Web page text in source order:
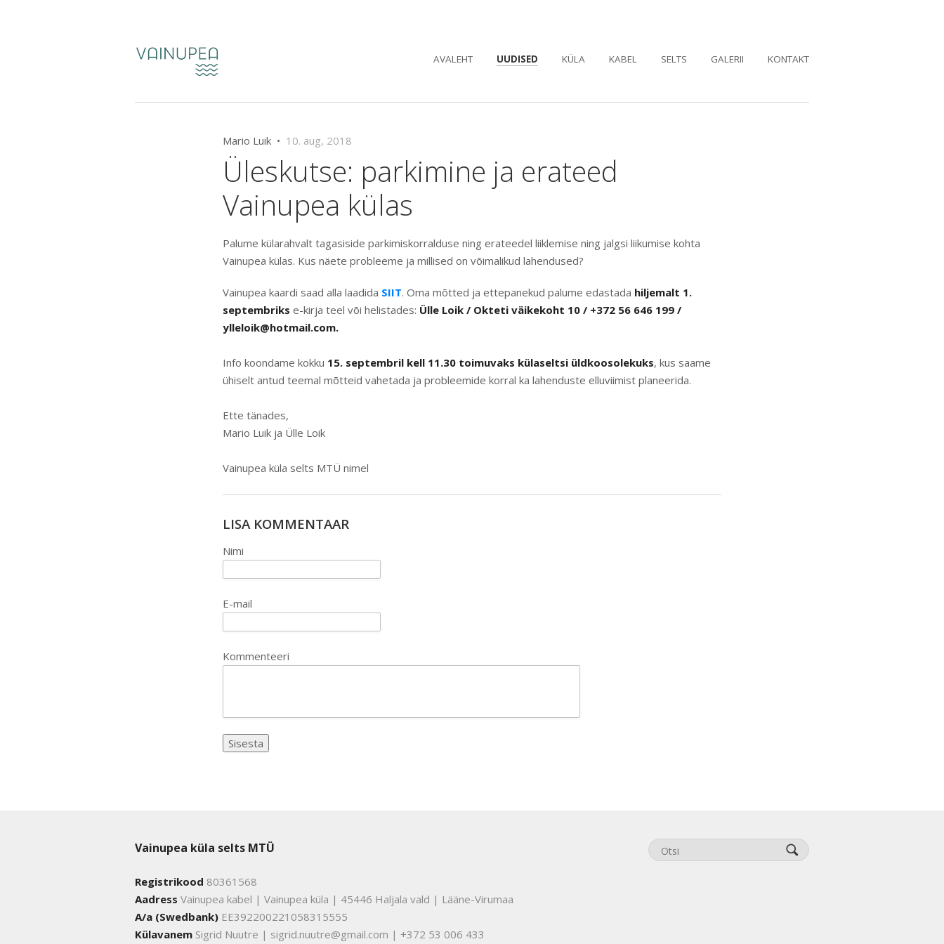
AVALEHT UUDISED KÜLA KABEL SELTS GALERII KONTAKT
Mario Luik • 10. aug, 2018
Üleskutse: parkimine ja erateed
Vainupea külas
Palume külarahvalt tagasiside parkimiskorralduse ning erateedel liiklemise ning jalgsi liikumise kohta
Vainupea külas. Kus näete probleeme ja millised on võimalikud lahendused?
Vainupea kaardi saad alla laadida SIIT. Oma mõtted ja ettepanekud palume edastada hiljemalt 1.
septembriks e-kirja teel või helistades: Ülle Loik / Okteti väikekoht 10 / +372 56 646 199 /
ylleloik@hotmail.com.
Info koondame kokku 15. septembril kell 11.30 toimuvaks külaseltsi üldkoosolekuks, kus saame
ühiselt antud teemal mõtteid vahetada ja probleemide korral ka lahenduste elluviimist planeerida.
Ette tänades,
Mario Luik ja Ülle Loik
Vainupea küla selts MTÜ nimel
LISA KOMMENTAAR
Nimi
E-mail
Kommenteeri
Vainupea küla selts MTÜ
Registrikood 80361568
Aadress Vainupea kabel | Vainupea küla | 45446 Haljala vald | Lääne-Virumaa
A/a (Swedbank) EE392200221058315555
Külavanem Sigrid Nuutre | sigrid.nuutre@gmail.com | +372 53 006 433